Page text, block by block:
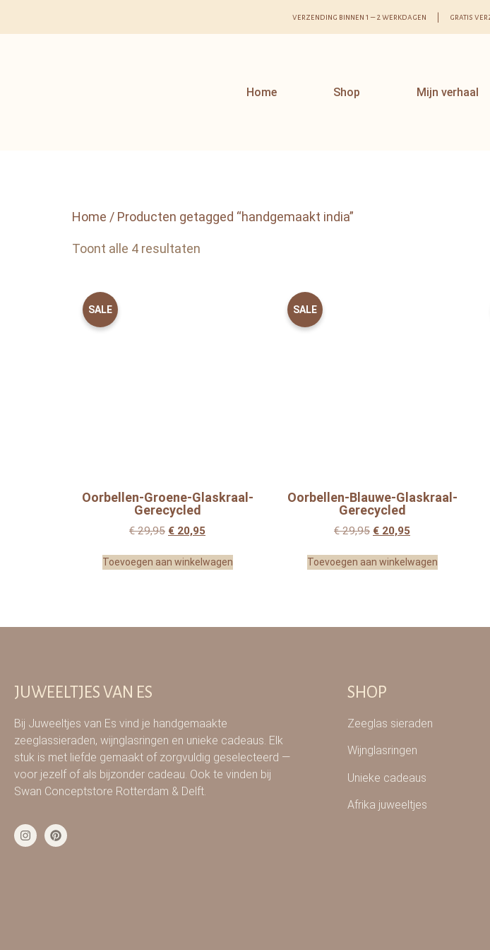
verzending binnen 1 – 2 werkdagen | gratis
Home Shop Mijn verhaal
Home / Producten getagged “handgemaakt india”
Toont alle 4 resultaten
SALE
Oorbellen-Groene-Glaskraal-
Gerecycled
€29,95 € 20,95
Toevoegen aan winkelwagen
SALE
Oorbellen-Blauwe-Glaskraal-
Gerecycled
€29,95 € 20,95
Toevoegen aan winkelwagen
JUWEELTJES VAN ES
Bij Juweeltjes van Es vind je handgemaakte
zeeglassieraden, wijnglasringen en unieke cadeaus. Elk
stuk is met liefde gemaakt of zorgvuldig geselecteerd —
voor jezelf of als bijzonder cadeau. Ook te vinden bij
Swan Conceptstore Rotterdam & Delft.
SHOP
Zeeglas sieraden
Wijnglasringen
Unieke cadeaus
Afrika juweeltjes